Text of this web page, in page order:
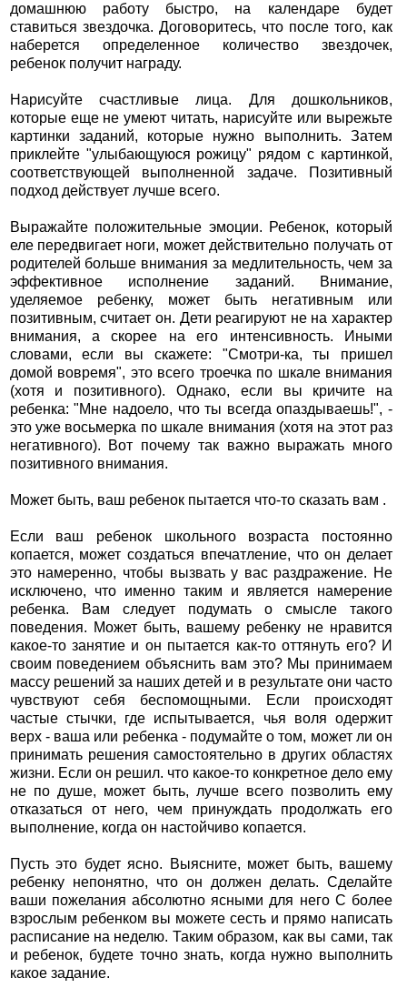
домашнюю работу быстро, на календаре будет
ставиться звездочка. Договоритесь, что после того, как
наберется определенное количество звездочек,
ребенок получит награду.
Нарисуйте счастливые лица. Для дошкольников,
которые еще не умеют читать, нарисуйте или вырежьте
картинки заданий, которые нужно выполнить. Затем
приклейте "улыбающуюся рожицу" рядом с картинкой,
соответствующей выполненной задаче. Позитивный
подход действует лучше всего.
Выражайте положительные эмоции. Ребенок, который
еле передвигает ноги, может действительно получать от
родителей больше внимания за медлительность, чем за
эффективное исполнение заданий. Внимание,
уделяемое ребенку, может быть негативным или
позитивным, считает он. Дети реагируют не на характер
внимания, а скорее на его интенсивность. Иными
словами, если вы скажете: "Смотри-ка, ты пришел
домой вовремя", это всего троечка по шкале внимания
(хотя и позитивного). Однако, если вы кричите на
ребенка: "Мне надоело, что ты всегда опаздываешь!", -
это уже восьмерка по шкале внимания (хотя на этот раз
негативного). Вот почему так важно выражать много
позитивного внимания.
Может быть, ваш ребенок пытается что-то сказать вам .
Если ваш ребенок школьного возраста постоянно
копается, может создаться впечатление, что он делает
это намеренно, чтобы вызвать у вас раздражение. Не
исключено, что именно таким и является намерение
ребенка. Вам следует подумать о смысле такого
поведения. Может быть, вашему ребенку не нравится
какое-то занятие и он пытается как-то оттянуть его? И
своим поведением объяснить вам это? Мы принимаем
массу решений за наших детей и в результате они часто
чувствуют себя беспомощными. Если происходят
частые стычки, где испытывается, чья воля одержит
верх - ваша или ребенка - подумайте о том, может ли он
принимать решения самостоятельно в других областях
жизни. Если он решил. что какое-то конкретное дело ему
не по душе, может быть, лучше всего позволить ему
отказаться от него, чем принуждать продолжать его
выполнение, когда он настойчиво копается.
Пусть это будет ясно. Выясните, может быть, вашему
ребенку непонятно, что он должен делать. Сделайте
ваши пожелания абсолютно ясными для него С более
взрослым ребенком вы можете сесть и прямо написать
расписание на неделю. Таким образом, как вы сами, так
и ребенок, будете точно знать, когда нужно выполнить
какое задание.